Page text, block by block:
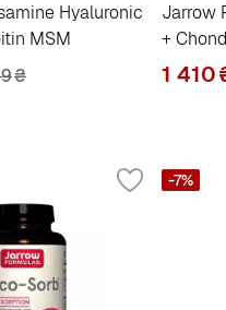
Hyaluronic
MSM
₴
Jarrow
+
1 410
-7%